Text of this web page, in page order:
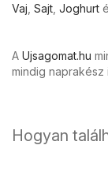
Vaj Sajt Joghurt
A Ujsagomat.hu
mindig naprakész
Hogyan